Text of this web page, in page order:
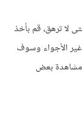
لا ترهق، قم بأخذ
الأجواء وسوف
مشاهدة بعض